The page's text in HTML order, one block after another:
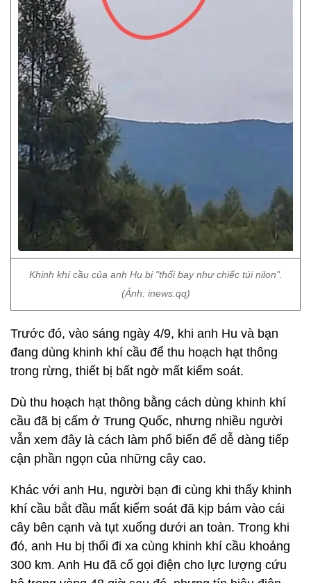
Khinh khí cầu của anh Hu bị "thổi bay như chiếc túi nilon".
(Ảnh: inews.qq)
Trước đó, vào sáng ngày 4/9, khi anh Hu và bạn
đang dùng khinh khí cầu để thu hoạch hạt thông
trong rừng, thiết bị bất ngờ mất kiểm soát.
Dù thu hoạch hạt thông bằng cách dùng khinh khí
cầu đã bị cấm ở Trung Quốc, nhưng nhiều người
vẫn xem đây là cách làm phổ biến để dễ dàng tiếp
cận phần ngọn của những cây cao.
Khác với anh Hu, người bạn đi cùng khi thấy khinh
khí cầu bắt đầu mất kiểm soát đã kịp bám vào cái
cây bên cạnh và tụt xuống dưới an toàn. Trong khi
đó, anh Hu bị thổi đi xa cùng khinh khí cầu khoảng
300 km. Anh Hu đã cố gọi điện cho lực lượng cứu